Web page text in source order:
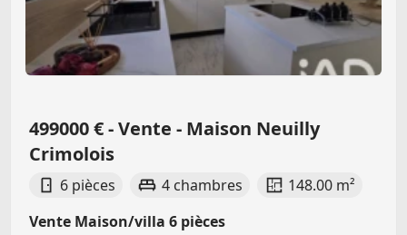
499000 € - Vente - Maison Neuilly
Crimolois
6 pièces 4 chambres
148.00 m²
Vente Maison/villa 6 pièces